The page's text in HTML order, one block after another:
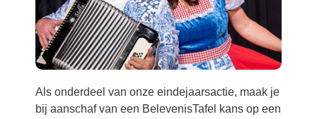
Als onderdeel van onze eindejaarsactie, maak je
bij aanschaf van een BelevenisTafel kans op een